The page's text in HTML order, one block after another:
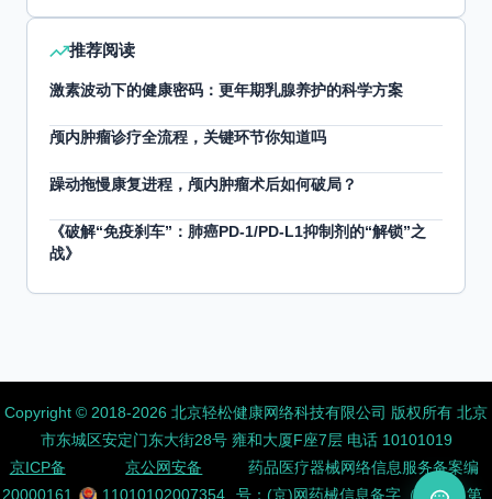
推荐阅读
激素波动下的健康密码：更年期乳腺养护的科学方案
颅内肿瘤诊疗全流程，关键环节你知道吗
躁动拖慢康复进程，颅内肿瘤术后如何破局？
《破解“免疫刹车”：肺癌PD-1/PD-L1抑制剂的“解锁”之
战》
Copyright ©️ 2018-2026 北京轻松健康网络科技有限公司 版权所有 北京
市东城区安定门东大街28号 雍和大厦F座7层 电话 10101019
京ICP备
20000161
京公网安备
11010102007354
药品医疗器械网络信息服务备案编
号：(京)网药械信息备字（2026）第